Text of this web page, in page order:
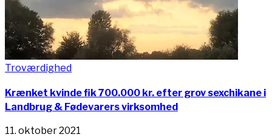
Troværdighed
Krænket kvinde fik 700.000 kr. efter grov sexchikane i
Landbrug & Fødevarers virksomhed
11. oktober 2021